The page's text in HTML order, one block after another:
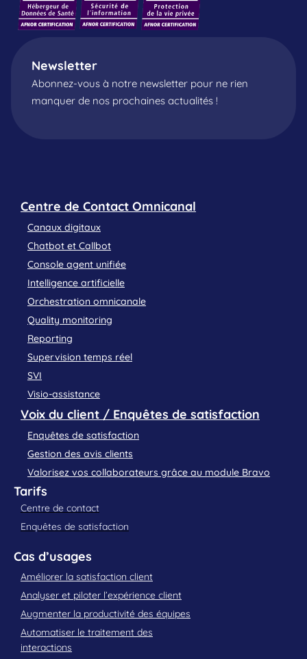
Newsletter
Abonnez-vous à notre newsletter pour ne rien
manquer de nos prochaines actualités !
Centre de Contact Omnicanal
Canaux digitaux
Chatbot et Callbot
Console agent unifiée
Intelligence artificielle
Orchestration omnicanale
Quality monitoring
Reporting
Supervision temps réel
SVI
Visio-assistance
Voix du client / Enquêtes de satisfaction
Enquêtes de satisfaction
Gestion des avis clients
Valorisez vos collaborateurs grâce au module Bravo
Tarifs
Centre de contact
Enquêtes de satisfaction
Cas d’usages
Améliorer la satisfaction client
Analyser et piloter l’expérience client
Augmenter la productivité des équipes
Automatiser le traitement des
interactions